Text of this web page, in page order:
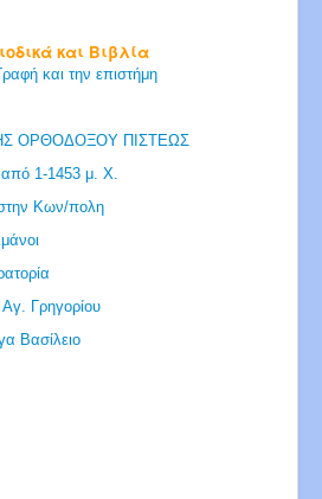
και Βιβλία
και την επιστήμη
ΟΡΘΟΔΟΞΟΥ ΠΙΣΤΕΩΣ
από 1-1453 μ. Χ.
στην Κων/πολη
Γρηγορίου
Βασίλειο